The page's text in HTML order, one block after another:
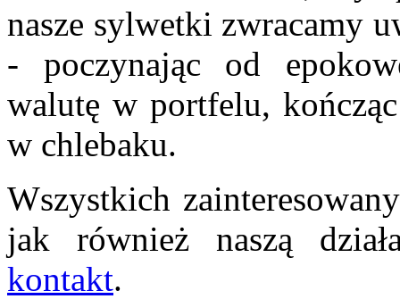
nasze sylwetki zwracamy
- poczynając od
walutę w portfelu,
w chlebaku.
Wszystkich
jak również naszą
kontakt.